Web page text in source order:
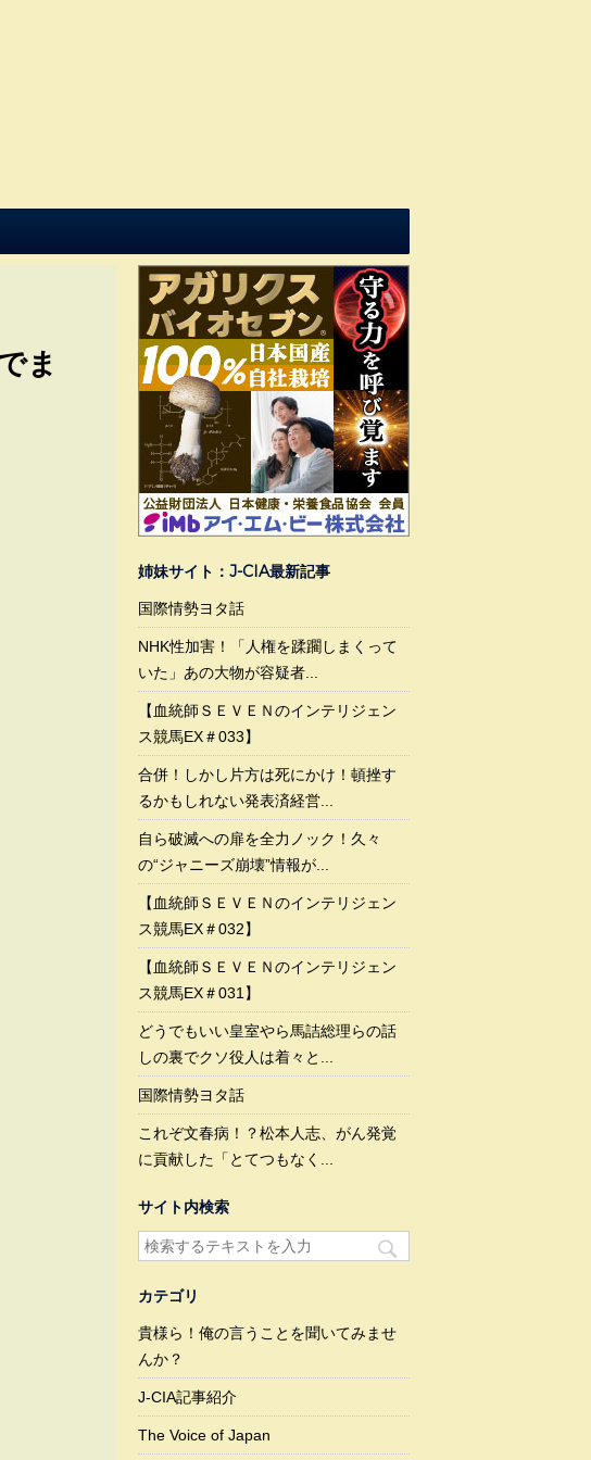
ま
姉妹サイト：J-CIA最新記事
国際情勢ヨタ話
NHK性加害！「人権を蹂躙しまくって
いた」あの大物が容疑者...
【血統師ＳＥＶＥＮのインテリジェン
ス競馬EX＃033】
合併！しかし片方は死にかけ！頓挫す
るかもしれない発表済経営...
自ら破滅への扉を全力ノック！久々
の“ジャニーズ崩壊”情報が...
【血統師ＳＥＶＥＮのインテリジェン
ス競馬EX＃032】
【血統師ＳＥＶＥＮのインテリジェン
ス競馬EX＃031】
どうでもいい皇室やら馬詰総理らの話
しの裏でクソ役人は着々と...
国際情勢ヨタ話
これぞ文春病！？松本人志、がん発覚
に貢献した「とてつもなく...
サイト内検索
カテゴリ
貴様ら！俺の言うことを聞いてみませ
んか？
J-CIA記事紹介
The Voice of Japan